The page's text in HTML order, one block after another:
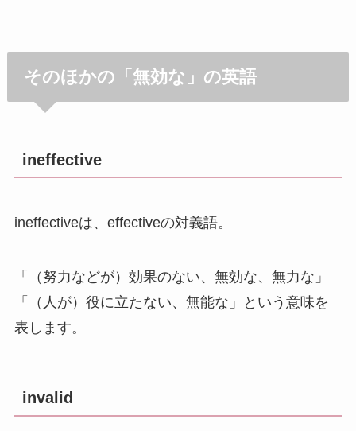
そのほかの「無効な」の英語
ineffective
ineffectiveは、effectiveの対義語。
「（努力などが）効果のない、無効な、無力な」
「（人が）役に立たない、無能な」という意味を
表します。
invalid